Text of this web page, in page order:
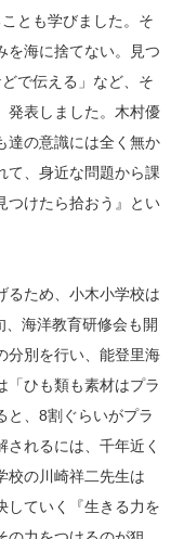
とも学びました。そ
を海に捨てない。見つ
で伝える」など、そ
発表しました。木村優
達の意識には全く無か
て、身近な問題から課
つけたら拾おう』とい
るため、小木小学校は
海洋教育研修会も開
分別を行い、能登里海
「ひも類も素材はプラ
と、8割ぐらいがプラ
れるには、千年近く
校の川崎祥二先生は
していく『生きる力を